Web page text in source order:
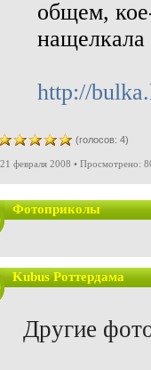
общем,
нащелкала
http://
(голосов: 4)
21 февраля 2008 • Просмотрено:
Фотоприколы
Kubus Роттердама
Другие